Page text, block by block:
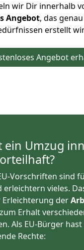
wir Dir innerhalb
Angebot, das
erstellt
Angebot
ein Umzug
Vorschriften sind
vieles.
Erleichterung der
Erhalt
Als EU-Bürger
Rechte: